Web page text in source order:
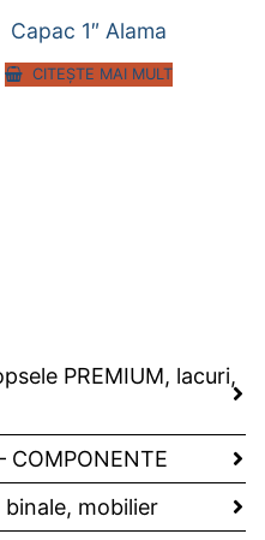
Capac 1″ Alama
CITEȘTE MAI MULT
PREMIUM, lacuri,
COMPONENTE
binale, mobilier